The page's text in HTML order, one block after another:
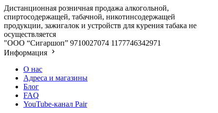
Дистанционная розничная продажа алкогольной,
спиртосодержащей, табачной, никотинсодержащей
продукции, зажигалок и устройств для курения табака не
осуществляется
"ООО “Сигаршоп” 9710027074 1177746342971
Информация
О нас
Адреса и магазины
Блог
FAQ
YouTube-канал Pair